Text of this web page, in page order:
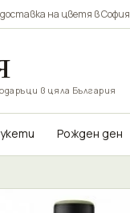
на цветя вСофия
в цяла България
Рожден ден